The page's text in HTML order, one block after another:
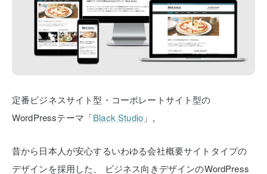
定番ビジネスサイト型・コーポレートサイト型の
WordPressテーマ「Black Studio 」。
昔から日本人が安心するいわゆる会社概要サイトタイプの
デザインを採用した、
ビジネス向きデザインのWordPress